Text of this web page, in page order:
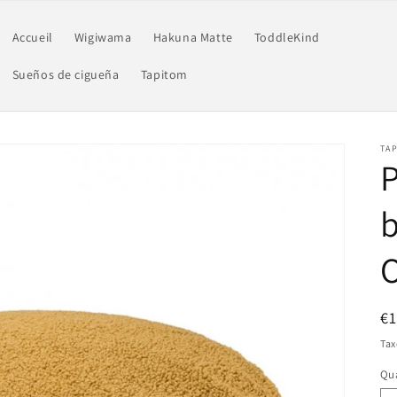
Accueil Wigiwama Hakuna Matte ToddleKind
Sueños de cigueña Tapitom